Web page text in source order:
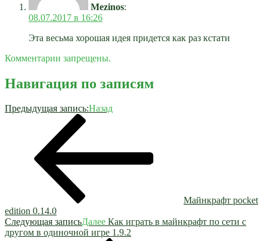
Mezinos:
08.07.2017 в 16:26
Эта весьма хорошая идея придется как раз кстати
Комментарии запрещены.
Навигация по записям
Предыдущая запись:Назад
Майнкрафт pocket
edition 0.14.0
Следующая записьДалее Как играть в майнкрафт по сети с
другом в одиночной игре 1.9.2